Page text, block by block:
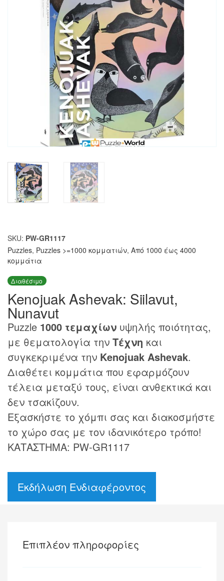
SKU: PW-GR1117
Puzzles, Puzzles >=1000 κομματιών, Από 1000 έως 4000
κομμάτια
Διαθέσιμο
Kenojuak Ashevak: Siilavut,
Nunavut
Puzzle 1000 τεμαχίων υψηλής ποιότητας,
με θεματολογία την Τέχνη και
συγκεκριμένα την Kenojuak Ashevak.
Διαθέτει κομμάτια που εφαρμόζουν
τέλεια μεταξύ τους, είναι ανθεκτικά και
δεν τσακίζουν.
Εξασκήστε το χόμπι σας και διακοσμήστε
το χώρο σας με τον ιδανικότερο τρόπο!
ΚΑΤΑΣΤΗΜΑ: PW-GR1117
Εκδήλωση Ενδιαφέροντος
Επιπλέον πληροφορίες